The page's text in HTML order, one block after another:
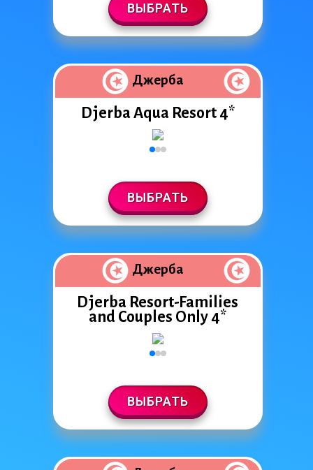
ВЫБРАТЬ
Джерба
Djerba Aqua Resort 4*
ВЫБРАТЬ
Джерба
Djerba Resort-Families
and Couples Only 4*
ВЫБРАТЬ